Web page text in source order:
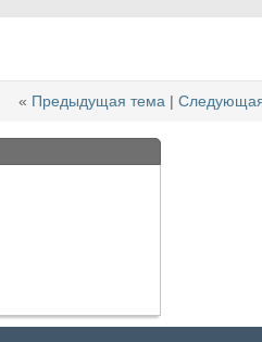
« Предыдущая тема|